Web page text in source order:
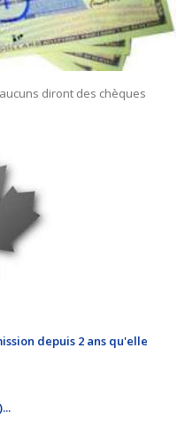
diront des chèques
depuis 2 ans qu'elle